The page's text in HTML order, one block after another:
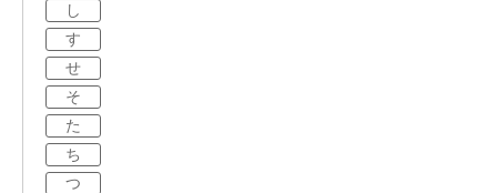
し
す
せ
そ
た
ち
つ